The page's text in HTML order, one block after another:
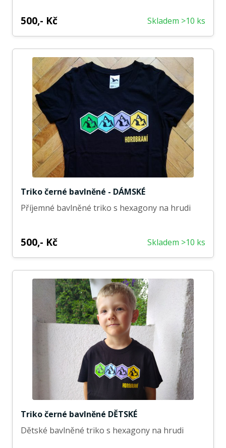
500,- Kč Skladem >10 ks
Triko černé bavlněné - DÁMSKÉ
Příjemné bavlněné triko s hexagony na hrudi
500,- Kč Skladem >10 ks
Triko černé bavlněné DĚTSKÉ
Dětské bavlněné triko s hexagony na hrudi